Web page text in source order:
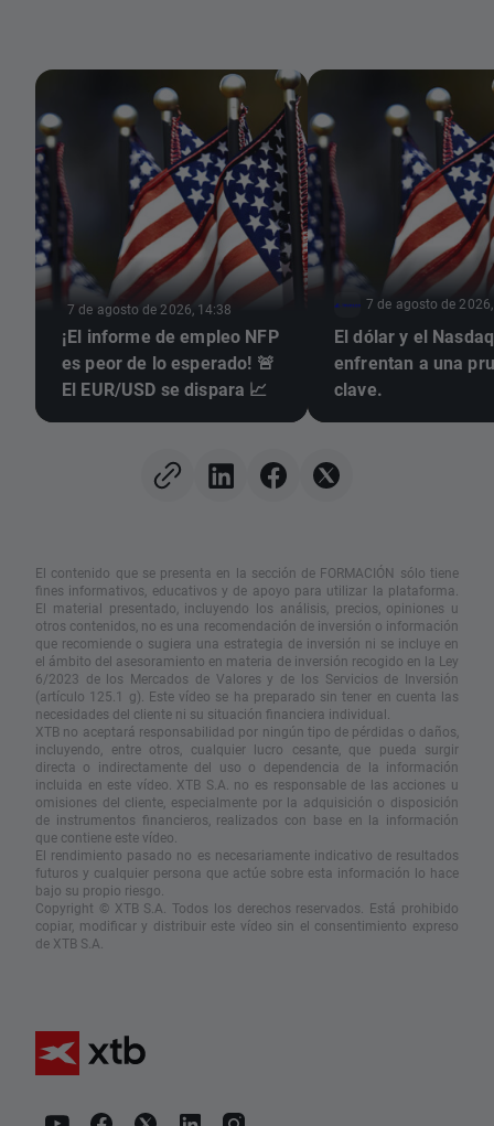
7 de agosto de 2026, 14:38
¡El informe de empleo NFP
es peor de lo esperado! 🚨
El EUR/USD se dispara 📈
7 de agosto de
El dólar y el
enfrentan a una
clave.
El contenido que se presenta en la sección de FORMACIÓN sólo tiene
fines informativos, educativos y de apoyo para utilizar la plataforma.
El material presentado, incluyendo los análisis, precios, opiniones u
otros contenidos, no es una recomendación de inversión o información
que recomiende o sugiera una estrategia de inversión ni se incluye en
el ámbito del asesoramiento en materia de inversión recogido en la Ley
6/2023 de los Mercados de Valores y de los Servicios de Inversión
(artículo 125.1 g). Este vídeo se ha preparado sin tener en cuenta las
necesidades del cliente ni su situación financiera individual.
XTB no aceptará responsabilidad por ningún tipo de pérdidas o daños,
incluyendo, entre otros, cualquier lucro cesante, que pueda surgir
directa o indirectamente del uso o dependencia de la información
incluida en este vídeo. XTB S.A. no es responsable de las acciones u
omisiones del cliente, especialmente por la adquisición o disposición
de instrumentos financieros, realizados con base en la información
que contiene este vídeo.
El rendimiento pasado no es necesariamente indicativo de resultados
futuros y cualquier persona que actúe sobre esta información lo hace
bajo su propio riesgo.
Copyright © XTB S.A. Todos los derechos reservados. Está prohibido
copiar, modificar y distribuir este vídeo sin el consentimiento expreso
de XTB S.A.